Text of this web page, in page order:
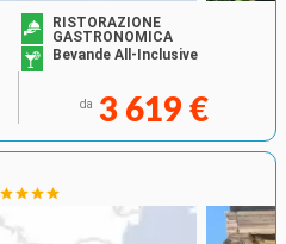
RISTORAZIONE
GASTRONOMICA
Bevande All-Inclusive
da 3 619 €